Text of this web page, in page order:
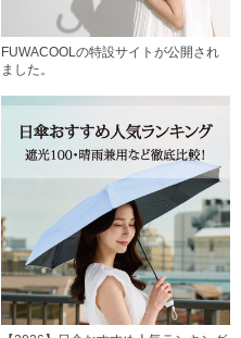
FUWACOOLの特設サイトが公開され
ました。